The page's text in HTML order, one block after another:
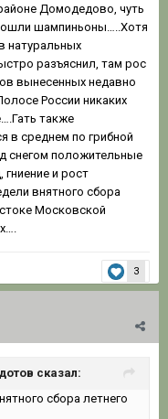
Домодедово, чуть
шампиньоны…..Хотя
натуральных
разъяснил, там рос
вынесенных недавно
России никаких
также
в среднем по грибной
снегом положительные
и рост
внятного сбора
Московской
3
сказал:
сбора летнего